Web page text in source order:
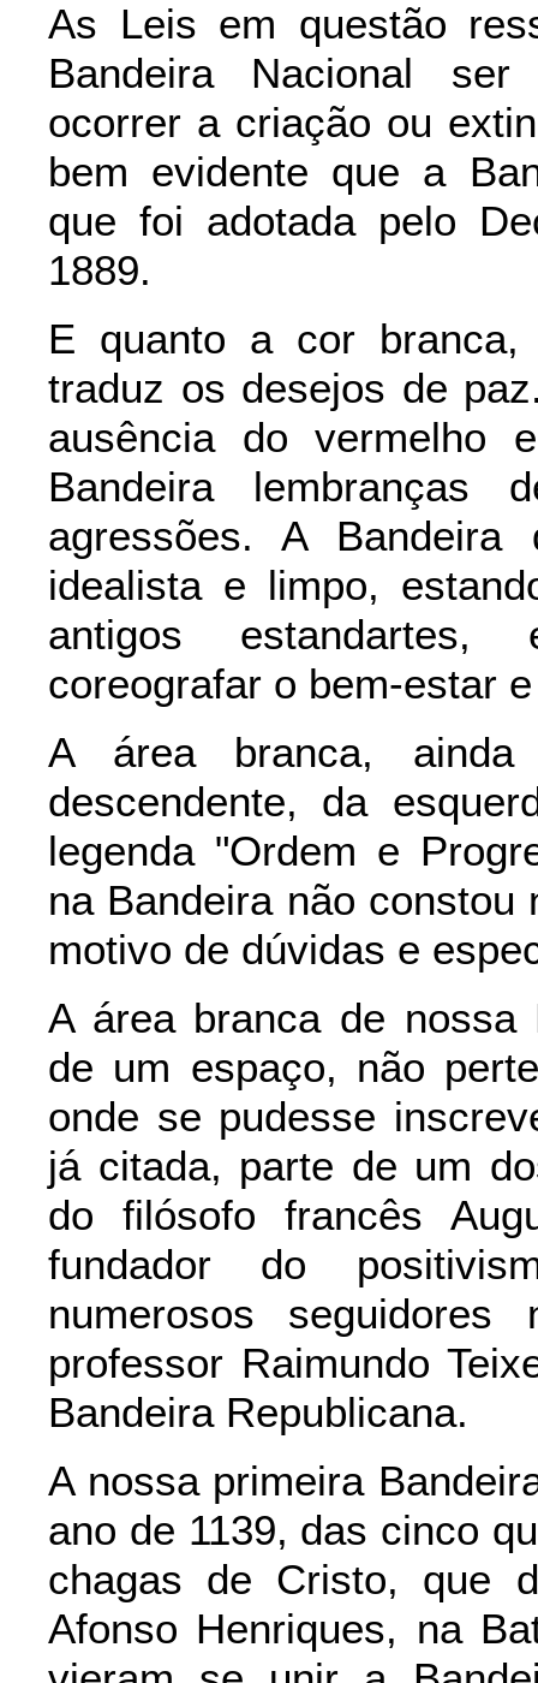
As Leis em questão
Bandeira Nacional
ocorrer a criação ou
bem evidente que a
que foi adotada pelo
1889.
E quanto a cor
traduz os desejos de
ausência do vermelho
Bandeira lembranças
agressões. A
idealista e limpo,
antigos estandartes,
coreografar o bem-estar
A área branca,
descendente, da
legenda "Ordem e
na Bandeira não
motivo de dúvidas e
A área branca de nossa
de um espaço, não
onde se pudesse
já citada, parte de um
do filósofo francês
fundador do
numerosos
professor Raimundo
Bandeira Republicana.
A nossa primeira
ano de 1139, das cinco
chagas de Cristo, que
Afonso Henriques, na